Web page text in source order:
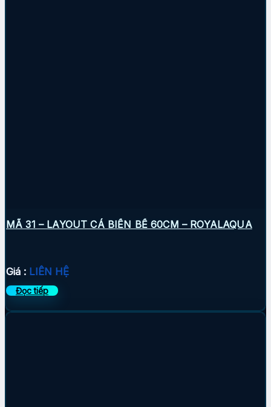
MÃ 31 – LAYOUT CÁ BIỂN BỂ 60CM – ROYALAQUA
Giá : LIÊN HỆ
Đọc tiếp